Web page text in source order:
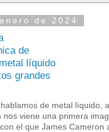
de 2024
de
líquido
grandes
de metal líquido,
nos viene una primera
el que James Cameron